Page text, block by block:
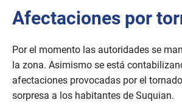
o
n
s
o
f
5
s
Afectaciones por
Por el momento las autoridades se
la zona. Asimismo se está
afectaciones provocadas por el
sorpresa a los habitantes de Suquian.